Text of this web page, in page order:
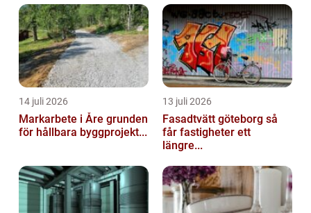
14 juli 2026
Markarbete i Åre grunden
för hållbara byggprojekt...
13 juli 2026
Fasadtvätt göteborg så
får fastigheter ett
längre...